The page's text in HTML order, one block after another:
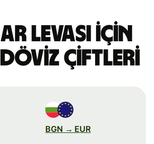
levası için
döviz çiftleri
BGN → EUR